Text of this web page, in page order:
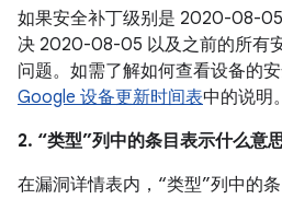
如果安全补丁级别是 2020-08-
决 2020-08-05 以及之前的所有
问题。如需了解如何查看设备的
Google 设备更新时间表中的说明。
2. “类型”列中的条目表示什么意
在漏洞详情表内，“类型”列中的